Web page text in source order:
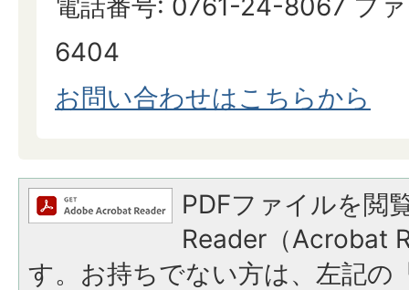
電話番号: 0761-24-8067 フ
6404
お問い合わせはこちらから
PDFファイルを閲
Reader（Acrobat
す。お持ちでない方は、左記の